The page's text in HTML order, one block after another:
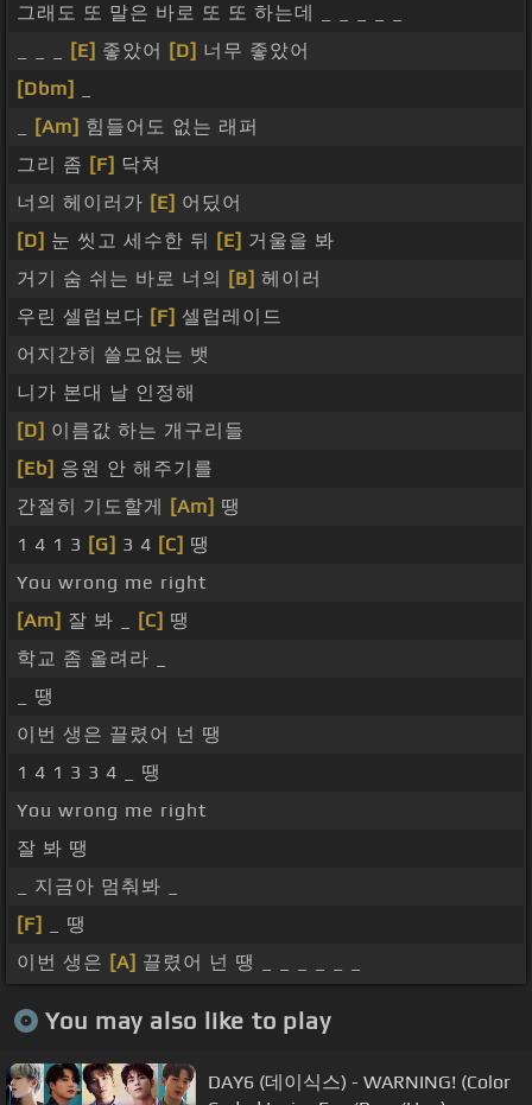
그래도 또 말은 바로 또 또 하는데 _ _ _ _ _
[E] 좋았어 [D] 너무 좋았어
[Dbm]
[Am] 힘들어도 없는 래퍼
그리 좀 [F] 닥쳐
너의 헤이러가 [E] 어딨어
[D] 눈 씻고 세수한 뒤 [E] 거울을 봐
거기 숨 쉬는 바로 너의
[B] 헤이러
우린 셀럽보다 [F] 셀럽레이드
어지간히 쓸모없는 뱃
니가 본대 날 인정해
[D] 이름값 하는 개구리들
[Eb] 응원 안 해주기를
간절히 기도할게
[Am] 땡
1 4 1 3 [G] 3 4 [C] 땡
You wrong me right
[Am] 잘 봐 _ [C] 땡
학교 좀 올려라 _
_ 땡
이번 생은 끌렸어 넌 땡
1 4 1 3 3 4 _ 땡
You wrong me right
잘 봐 땡
_ 지금아 멈춰봐 _
[F]
_ 땡
이번 생은 [A] 끌렸어 넌 땡 _ _ _ _ _ _
You may also like to play
DAY6 (데이식스) - WARNING! (Color